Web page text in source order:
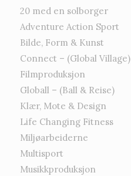
20 med en solborger
Adventure Action Sport
Bilde, Form & Kunst
Connect – (Global Village)
Filmproduksjon
Globall – (Ball & Reise)
Klær, Mote & Design
Life Changing Fitness
Miljøarbeiderne
Multisport
Musikkproduksjon